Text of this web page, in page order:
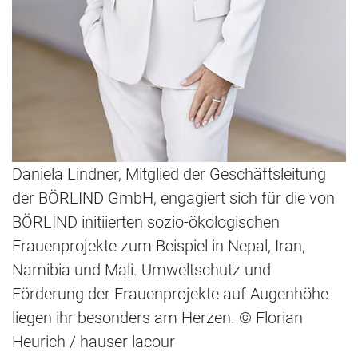
Daniela Lindner, Mitglied der Geschäftsleitung
der BÖRLIND GmbH, engagiert sich für die von
BÖRLIND initiierten sozio-ökologischen
Frauenprojekte zum Beispiel in Nepal, Iran,
Namibia und Mali. Umweltschutz und
Förderung der Frauenprojekte auf Augenhöhe
liegen ihr besonders am Herzen. © Florian
Heurich / hauser lacour